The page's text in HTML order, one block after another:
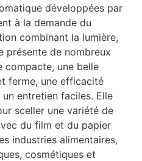
développées par
à la demande du
combinant la lumière,
présente de nombreux
compacte, une belle
ferme, une efficacité
entretien faciles. Elle
sceller une variété de
du film et du papier
industries alimentaires,
cosmétiques et